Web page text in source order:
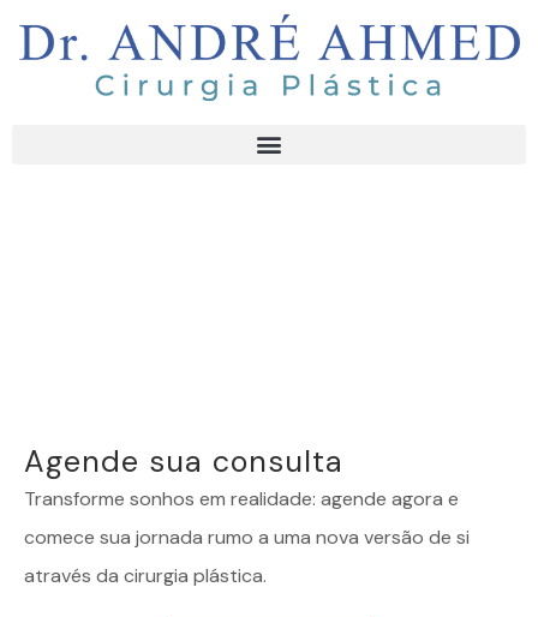
Agende sua consulta
Transforme sonhos em realidade: agende agora e
comece sua jornada rumo a uma nova versão de si
através da cirurgia plástica.